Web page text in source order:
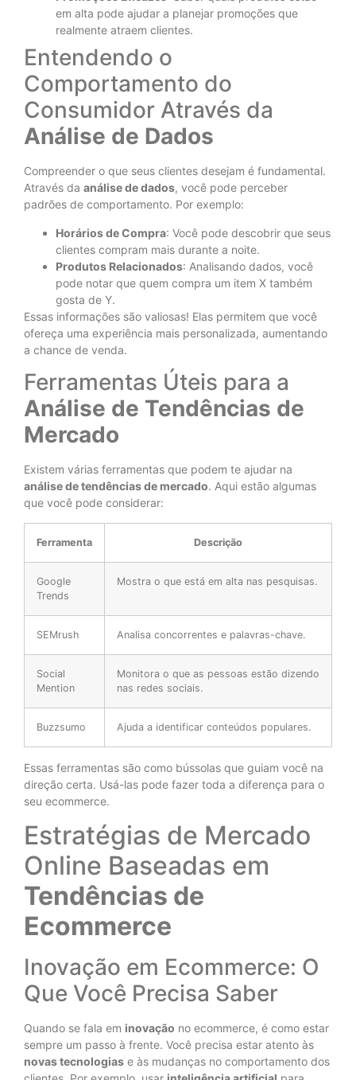
em alta pode ajudar a planejar promoções que
realmente atraem clientes.
Entendendo o
Comportamento do
Consumidor Através da
Análise de Dados
Compreender o que seus clientes desejam é fundamental.
Através da análise de dados, você pode perceber
padrões de comportamento. Por exemplo:
Horários de Compra: Você pode descobrir que seus
clientes compram mais durante a noite.
Produtos Relacionados: Analisando dados, você
pode notar que quem compra um item X também
gosta de Y.
Essas informações são valiosas! Elas permitem que você
ofereça uma experiência mais personalizada, aumentando
a chance de venda.
Ferramentas Úteis para a
Análise de Tendências de
Mercado
Existem várias ferramentas que podem te ajudar na
análise de tendências de mercado. Aqui estão algumas
que você pode considerar:
Ferramenta Descrição
Google
Trends
Mostra o que está em alta nas pesquisas.
SEMrush Analisa concorrentes e palavras-chave.
Social
Mention
Monitora o que as pessoas estão dizendo
nas redes sociais.
Buzzsumo Ajuda a identificar conteúdos populares.
Essas ferramentas são como bússolas que guiam você na
direção certa. Usá-las pode fazer toda a diferença para o
seu ecommerce.
Estratégias de Mercado
Online Baseadas em
Tendências de
Ecommerce
Inovação em Ecommerce: O
Que Você Precisa Saber
Quando se fala em inovação no ecommerce, é como estar
sempre um passo à frente. Você precisa estar atento às
novas tecnologias e às mudanças no comportamento dos